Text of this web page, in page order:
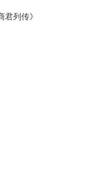
列传》